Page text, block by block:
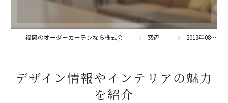
福岡のオーダーカーテンなら株式会社ロイヤル・インテリア 窓辺の日記帳 2013年08月の記事
デザイン情報やインテリアの魅力
を紹介